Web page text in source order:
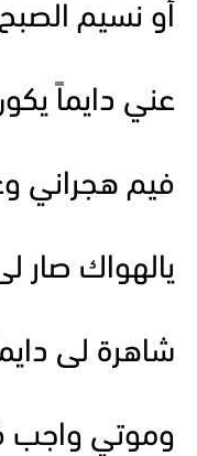
أو نسيم
عني دايماً
فيم هجراني
يالهواك صار
شاهرة لى
وموتي